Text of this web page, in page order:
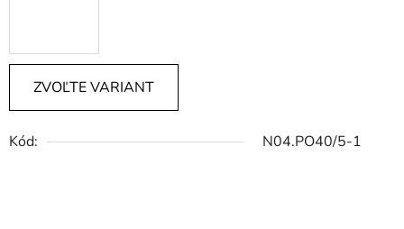
ZVOĽTE VARIANT
Kód: N04.PO40/5-1